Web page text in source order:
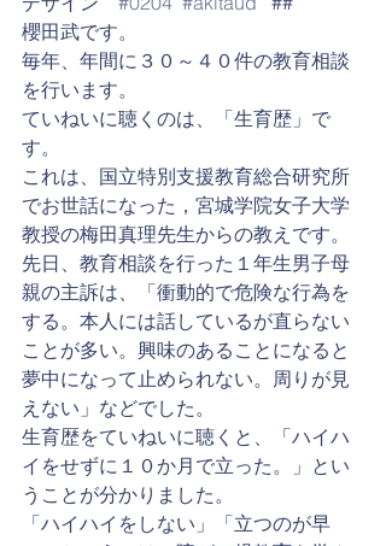
櫻田武です。
毎年、年間に３０～４０件の教育相談
を行います。
ていねいに聴くのは、「生育歴」で
す。
これは、国立特別支援教育総合研究所
でお世話になった，宮城学院女子大学
教授の梅田真理先生からの教えです。
先日、教育相談を行った１年生男子母
親の主訴は、「衝動的で危険な行為を
する。本人には話しているが直らない
ことが多い。興味のあることになると
夢中になって止められない。周りが見
えない」などでした。
生育歴をていねいに聴くと、「ハイハ
イをせずに１０か月で立った。」とい
うことが分かりました。
「ハイハイをしない」「立つのが早